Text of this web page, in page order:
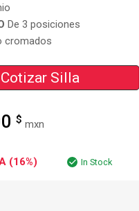
De 3 posiciones
cromados
Cotizar Silla
$ mxn
(16%) In Stock